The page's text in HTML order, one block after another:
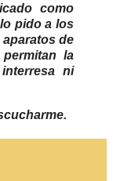
como
pido a los
de
la
ni